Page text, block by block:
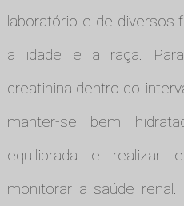
laboratório e de diversos
a idade e a raça.
creatinina dentro do
manter-se bem
equilibrada e realizar
monitorar a saúde